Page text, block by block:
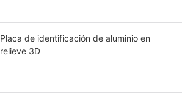
Placa de identificación de aluminio en
relieve 3D